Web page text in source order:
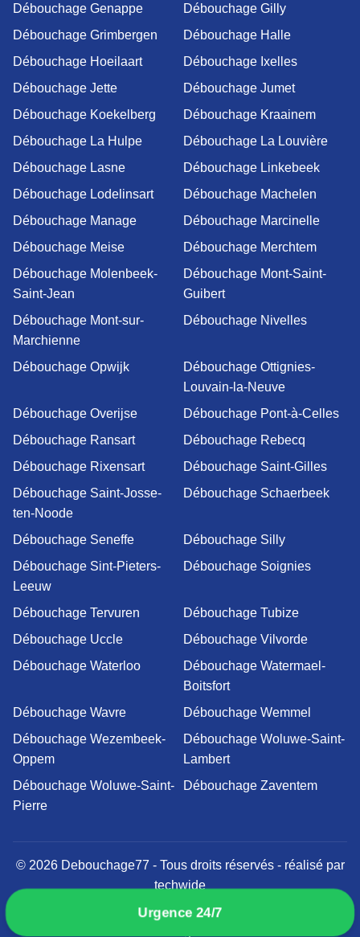
Débouchage Genappe
Débouchage Gilly
Débouchage Grimbergen
Débouchage Halle
Débouchage Hoeilaart
Débouchage Ixelles
Débouchage Jette
Débouchage Jumet
Débouchage Koekelberg
Débouchage Kraainem
Débouchage La Hulpe
Débouchage La Louvière
Débouchage Lasne
Débouchage Linkebeek
Débouchage Lodelinsart
Débouchage Machelen
Débouchage Manage
Débouchage Marcinelle
Débouchage Meise
Débouchage Merchtem
Débouchage Molenbeek-
Saint-Jean
Débouchage Mont-Saint-
Guibert
Débouchage Mont-sur-
Marchienne
Débouchage Nivelles
Débouchage Opwijk
Débouchage Ottignies-
Louvain-la-Neuve
Débouchage Overijse
Débouchage Pont-à-Celles
Débouchage Ransart
Débouchage Rebecq
Débouchage Rixensart
Débouchage Saint-Gilles
Débouchage Saint-Josse-
ten-Noode
Débouchage Schaerbeek
Débouchage Seneffe
Débouchage Silly
Débouchage Sint-Pieters-
Leeuw
Débouchage Soignies
Débouchage Tervuren
Débouchage Tubize
Débouchage Uccle
Débouchage Vilvorde
Débouchage Waterloo
Débouchage Watermael-
Boitsfort
Débouchage Wavre
Débouchage Wemmel
Débouchage Wezembeek-
Oppem
Débouchage Woluwe-Saint-
Lambert
Débouchage Woluwe-Saint-
Pierre
Débouchage Zaventem
© 2026 Debouchage77 - Tous droits réservés - réalisé par
techwide
Mentions légalesPolitique de confidentialité
Urgence 24/7